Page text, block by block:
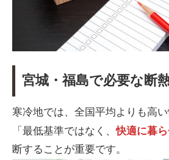
宮城・福島で必要な断
寒冷地では、全国平均よりも高い
「最低基準ではなく、快適に暮
断することが重要です。